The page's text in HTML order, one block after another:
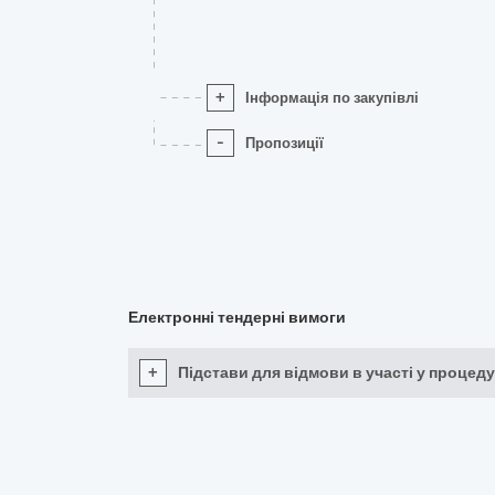
+ Інформація по закупівлі
- Пропозиції
Електронні тендерні вимоги
+ Підстави для відмови в участі у